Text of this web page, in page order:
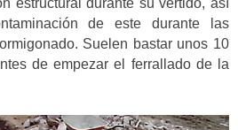
de este durante las
Suelen bastar unos 10
de empezar el ferrallado de la